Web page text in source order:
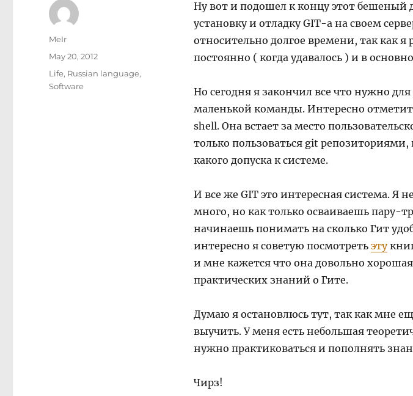
Ну вот и подошел к концу этот бешеный
установку и отладку GIT-а на своем
относительно долгое времени, так как я
постоянно ( когда удавалось ) и в
Но сегодня я закончил все что нужно
маленькой команды. Интересно
shell. Она встает за место
только пользоваться git
какого допуска к системе.
И все же GIT это интересная система. Я
много, но как только осваиваешь пару-
начинаешь понимать на сколько Гит
интересно я советую посмотреть эту
и мне кажется что она довольно
практических знаний о Гите.
Думаю я остановлюсь тут, так как мне
выучить. У меня есть небольшая
нужно практиковаться и пополнять
Чирз!
Author
MeIr
Posted
on
May 20, 2012
Categories
Life, Russian language,
Software